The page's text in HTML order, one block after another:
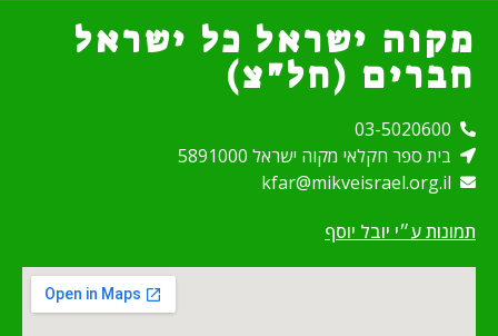
מקוה ישראל כל ישראל
חברים (חל"צ)
03-5020600
בית ספר חקלאי מקוה ישראל 5891000
kfar@mikveisrael.org.il
תמונות ע״י יובל יוסף